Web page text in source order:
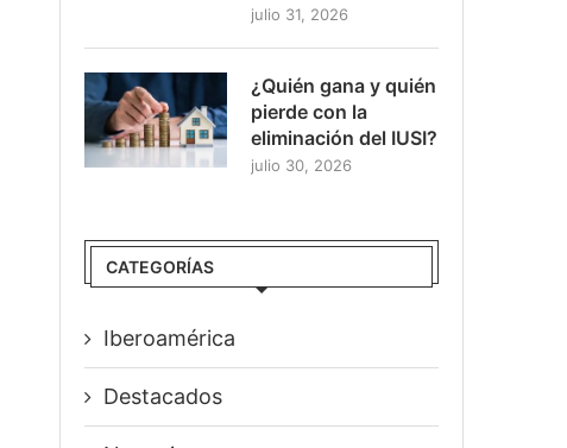
julio 31, 2026
¿Quién gana y quién
pierde con la
eliminación del IUSI?
julio 30, 2026
CATEGORÍAS
Iberoamérica
Destacados